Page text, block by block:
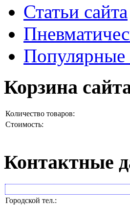
Статьи сайта
Корзина
Количество товаров:
Стоимость:
Контактные
Городской тел.: